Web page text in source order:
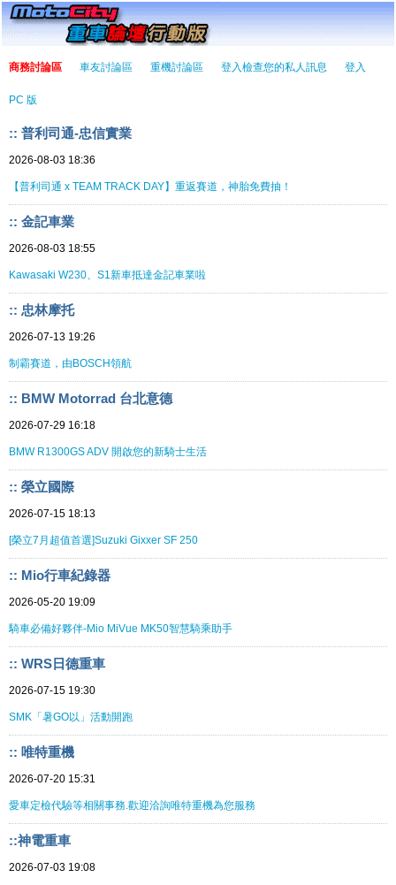
商務討論區 車友討論區 重機討論區 登入檢查您的私人訊息 登入
PC 版
:: 普利司通-忠信實業
2026-08-03 18:36
【普利司通 x TEAM TRACK DAY】重返賽道，神胎免費抽！
:: 金記車業
2026-08-03 18:55
Kawasaki W230、S1新車抵達金記車業啦
:: 忠林摩托
2026-07-13 19:26
制霸賽道，由BOSCH領航
:: BMW Motorrad 台北意德
2026-07-29 16:18
BMW R1300GS ADV 開啟您的新騎士生活
:: 榮立國際
2026-07-15 18:13
[榮立7月超值首選]Suzuki Gixxer SF 250
:: Mio行車紀錄器
2026-05-20 19:09
騎車必備好夥伴-Mio MiVue MK50智慧騎乘助手
:: WRS日德重車
2026-07-15 19:30
SMK「暑GO以」活動開跑
:: 唯特重機
2026-07-20 15:31
愛車定檢代驗等相關事務.歡迎洽詢唯特重機為您服務
::神電重車
2026-07-03 19:08